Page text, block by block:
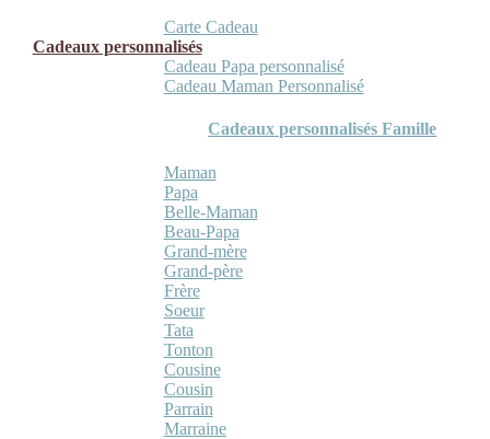
Carte Cadeau
Cadeaux personnalisés
Cadeau Papa personnalisé
Cadeau Maman Personnalisé
Cadeaux personnalisés Famille
Maman
Papa
Belle-Maman
Beau-Papa
Grand-mère
Grand-père
Frère
Soeur
Tata
Tonton
Cousine
Cousin
Parrain
Marraine